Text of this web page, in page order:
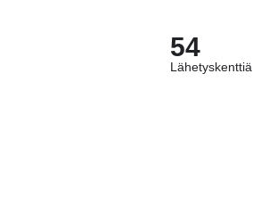
54
Lähetyskenttiä